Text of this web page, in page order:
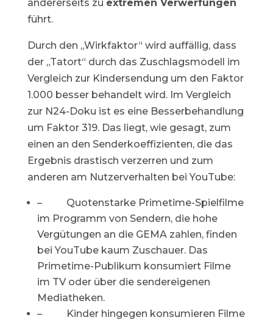
andererseits zu extremen Verwerfungen
führt.
Durch den „Wirkfaktor“ wird auffällig, dass
der „Tatort“ durch das Zuschlagsmodell im
Vergleich zur Kindersendung um den Faktor
1.000 besser behandelt wird. Im Vergleich
zur N24-Doku ist es eine Besserbehandlung
um Faktor 319. Das liegt, wie gesagt, zum
einen an den Senderkoeffizienten, die das
Ergebnis drastisch verzerren und zum
anderen am Nutzerverhalten bei YouTube:
– Quotenstarke Primetime-Spielfilme
im Programm von Sendern, die hohe
Vergütungen an die GEMA zahlen, finden
bei YouTube kaum Zuschauer. Das
Primetime-Publikum konsumiert Filme
im TV oder über die sendereigenen
Mediatheken.
– Kinder hingegen konsumieren Filme